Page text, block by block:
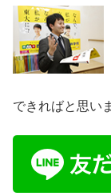
できればと思い